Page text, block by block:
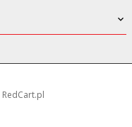
RedCart.pl